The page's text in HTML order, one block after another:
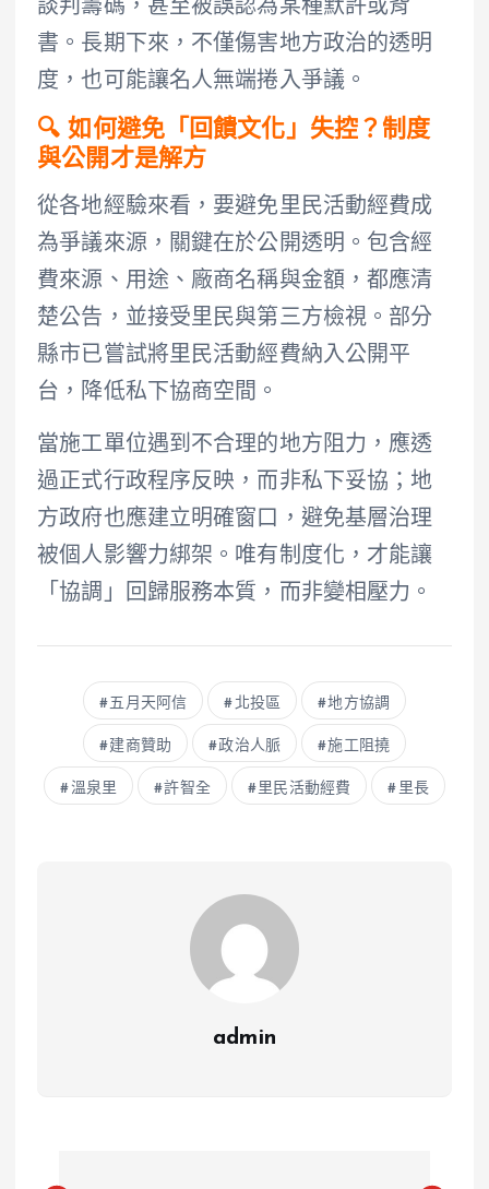
談判籌碼，甚至被誤認為某種默許或背
書。長期下來，不僅傷害地方政治的透明
度，也可能讓名人無端捲入爭議。
🔍 如何避免「回饋文化」失控？制度
與公開才是解方
從各地經驗來看，要避免里民活動經費成
為爭議來源，關鍵在於公開透明。包含經
費來源、用途、廠商名稱與金額，都應清
楚公告，並接受里民與第三方檢視。部分
縣市已嘗試將里民活動經費納入公開平
台，降低私下協商空間。
當施工單位遇到不合理的地方阻力，應透
過正式行政程序反映，而非私下妥協；地
方政府也應建立明確窗口，避免基層治理
被個人影響力綁架。唯有制度化，才能讓
「協調」回歸服務本質，而非變相壓力。
五月天阿信 北投區 地方協調
建商贊助 政治人脈 施工阻撓
溫泉里 許智全 里民活動經費 里長
admin